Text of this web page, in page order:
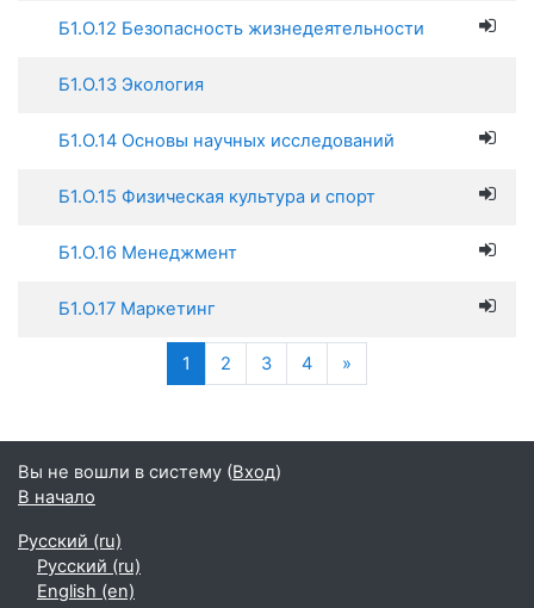
Б1.О.12 Безопасность жизнедеятельности
Б1.О.13 Экология
Б1.О.14 Основы научных исследований
Б1.О.15 Физическая культура и спорт
Б1.О.16 Менеджмент
Б1.О.17 Маркетинг
1 (текущая)
2 3 4 »
Вы не вошли в систему (Вход)
В начало
Русский ‎(ru)‎
Русский ‎(ru)‎
English ‎(en)‎